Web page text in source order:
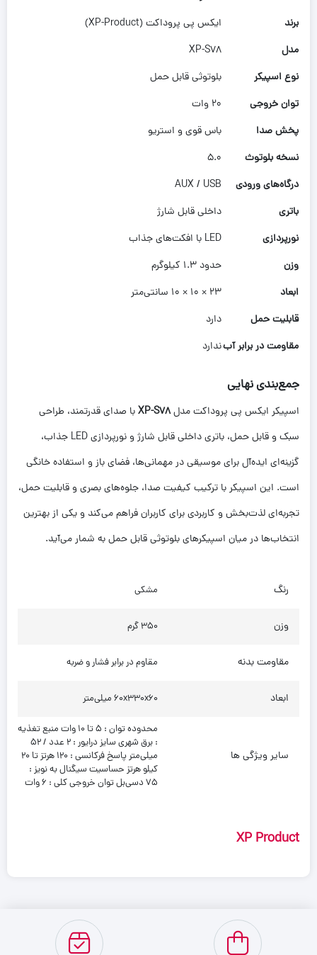
برند
ایکس پی پروداکت (XP-Product)
مدل
XP-S78
نوع اسپیکر
بلوتوثی قابل حمل
توان خروجی
۲۰ وات
پخش صدا
باس قوی و استریو
نسخه بلوتوث
۵.۰
درگاه‌های ورودی
AUX / USB
باتری
داخلی قابل شارژ
نورپردازی
LED با افکت‌های جذاب
وزن
حدود ۱.۳ کیلوگرم
ابعاد
۲۳ × ۱۰ × ۱۰ سانتی‌متر
قابلیت حمل
دارد
مقاومت در برابر آبندارد
جمع‌بندی نهایی
اسپیکر ایکس پی پروداکت مدلXP-S78با صدای قدرتمند، طراحی
سبک و قابل حمل، باتری داخلی قابل شارژ و نورپردازی LED جذاب،
گزینه‌ای ایده‌آل برای موسیقی در مهمانی‌ها، فضای باز و استفاده خانگی
است. این اسپیکر با ترکیب کیفیت صدا، جلوه‌های بصری و قابلیت حمل،
تجربه‌ای لذت‌بخش و کاربردی برای کاربران فراهم می‌کند و یکی از بهترین
انتخاب‌ها در میان اسپیکرهای بلوتوثی قابل حمل به شمار می‌آید.
رنگ مشکی
وزن ۳۵۰ گرم
مقاومت بدنه مقاوم در برابر فشار و ضربه
ابعاد ۶۰x۳۳۰x۶۰ میلی‌متر
سایر ویژگی ها
محدوده توان : 5 تا 10 وات منبع تغذیه
: برق شهری سایز درایور : 2 عدد / 52
میلی‌متر پاسخ فرکانسی : 120 هرتز تا 20
کیلو هرتز حساسیت سیگنال به نویز :
75 دسی‌بل توان خروجی کلی : 6 وات
XP Product